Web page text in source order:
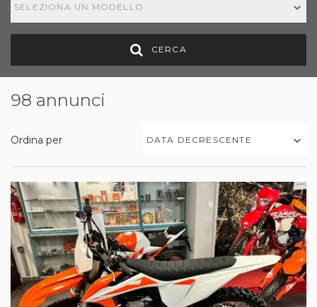
SELEZIONA UN MODELLO
CERCA
98 annunci
Ordina per DATA DECRESCENTE